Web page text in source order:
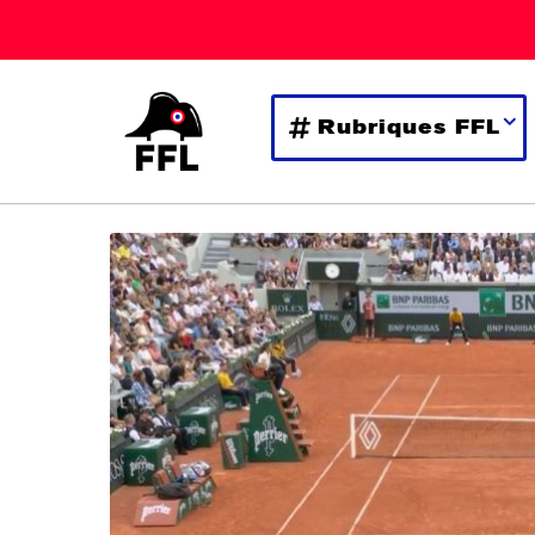
Rubriques FFL